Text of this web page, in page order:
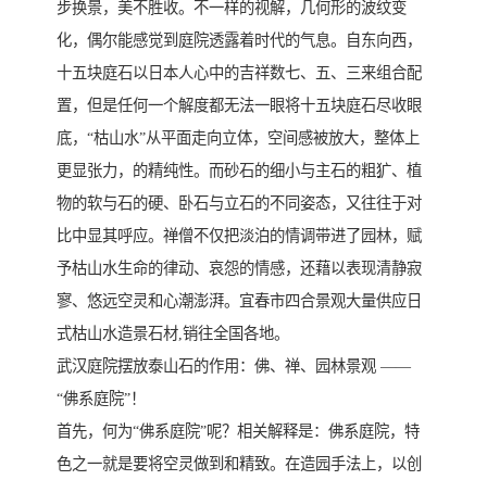
步换景，美不胜收。不一样的视解，几何形的波纹变
化，偶尔能感觉到庭院透露着时代的气息。自东向西，
十五块庭石以日本人心中的吉祥数七、五、三来组合配
置，但是任何一个解度都无法一眼将十五块庭石尽收眼
底，“枯山水”从平面走向立体，空间感被放大，整体上
更显张力，的精纯性。而砂石的细小与主石的粗犷、植
物的软与石的硬、卧石与立石的不同姿态，又往往于对
比中显其呼应。禅僧不仅把淡泊的情调带进了园林，赋
予枯山水生命的律动、哀怨的情感，还藉以表现清静寂
寥、悠远空灵和心潮澎湃。宜春市四合景观大量供应日
式枯山水造景石材,销往全国各地。
武汉庭院摆放泰山石的作用：佛、禅、园林景观 ——
“佛系庭院”！
首先，何为“佛系庭院”呢？相关解释是：佛系庭院，特
色之一就是要将空灵做到和精致。在造园手法上，以创